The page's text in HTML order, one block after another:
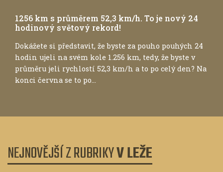
1256 km s průměrem 52,3 km/h. To je nový 24
hodinový světový rekord!
Dokážete si představit, že byste za pouho pouhých 24
hodin ujeli na svém kole 1.256 km, tedy, že byste v
průměru jeli rychlostí 52,3 km/h a to po celý den? Na
konci června se to po...
NEJNOVĚJŠÍ Z RUBRIKYV LEŽE